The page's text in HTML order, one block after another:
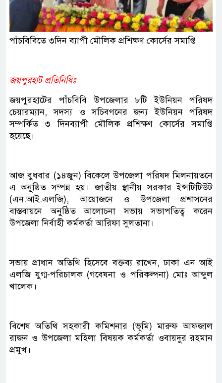
পাঁচবিবিতে ৩দিন ব্যাপী মৌলিক প্রশিক্ষণ কোর্সের সমাপ্তি
জয়পুরহাট প্রতিনিধিঃ
জয়পুরহাটের পাঁচবিবি উপজেলার ৮টি ইউনিয়ন পরিষদ
চেয়ারম্যান, সদস্য ও সচিবগনের জন্য ইউনিয়ন পরিষদ
সম্পর্কিত ৩ দিনব্যাপী মৌলিক প্রশিক্ষণ কোর্সের সমাপ্তি
হয়েছে।
আজ বুধবার (১৪জুন) বিকেলে উপজেলা পরিষদ মিলনায়তনে
এ অনুষ্ঠিত সম্পন্ন হয়। জাতীয় স্থানীয় সরকার ইন্সটিটিউট
(এন.আই.এলজি), আয়োজনে ও উপজেলা প্রশাসনের
বাস্তবায়নে অনুষ্ঠিত আলোচনা সভায় সভাপতিত্ব করেন
উপজেলা নির্বাহী কর্মকর্তা আরিফা সুলতানা।
সভায় প্রাধান অতিথি হিসেবে বক্তব্য রাখেন, ঢাকা এন আই
এলজি যুগ্ম-পরিচালক (গবেষনা ও পরিকল্পনা) মোঃ আব্দুল
খালেক।
বিশেষ অতিথি সহকারী কমিশনার (ভূমি) মারুফ আফজাল
রাজন ও উপজেলা মহিলা বিষয়ক কর্মকর্তা ওবায়দুর রহমান
প্রমুখ।